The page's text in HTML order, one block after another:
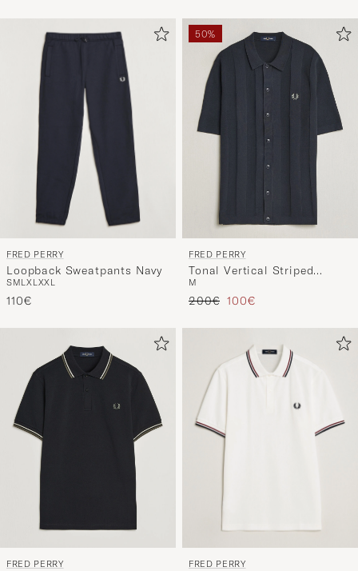
FRED PERRY
Loopback Sweatpants Navy
SMLXLXXL
110€
50%
FRED PERRY
Tonal Vertical Striped
Knitted Shirt Navy
M
Regulärer Preis
200€ Reduzierter Preis
100€
FRED PERRY FRED PERRY